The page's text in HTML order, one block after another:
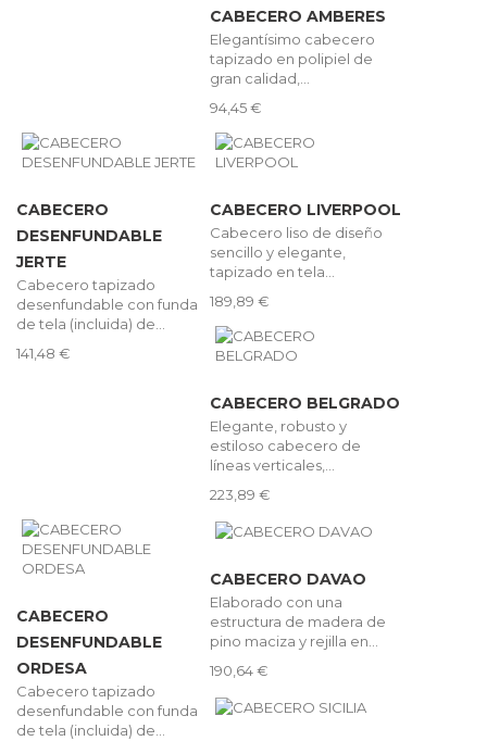
CABECERO AMBERES
Elegantísimo cabecero
tapizado en polipiel de
gran calidad,...
94,45 €
CABECERO
DESENFUNDABLE
JERTE
Cabecero tapizado
desenfundable con funda
de tela (incluida) de...
141,48 €
CABECERO LIVERPOOL
Cabecero liso de diseño
sencillo y elegante,
tapizado en tela...
189,89 €
CABECERO BELGRADO
Elegante, robusto y
estiloso cabecero de
líneas verticales,...
223,89 €
CABECERO
DESENFUNDABLE
ORDESA
Cabecero tapizado
desenfundable con funda
de tela (incluida) de...
CABECERO DAVAO
Elaborado con una
estructura de madera de
pino maciza y rejilla en...
190,64 €